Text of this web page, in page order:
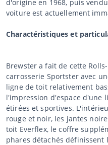
d'origine en 1968, puis
voiture est actuellement
Charactéristiques et
Brewster a fait de cette
carrosserie Sportster avec
ligne de toit relativement
l'impression d'espace d'une
étirées et sportives.
rouge et noir, les jantes
toit Everflex, le coffre
phares détachés définissent